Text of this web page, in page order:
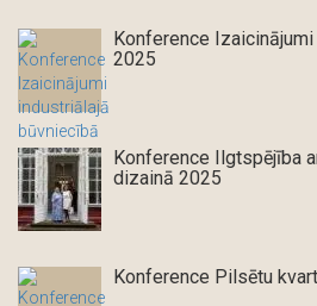
Konference
2025
Konference Ilgtspējība
dizainā 2025
Konference Pilsētu